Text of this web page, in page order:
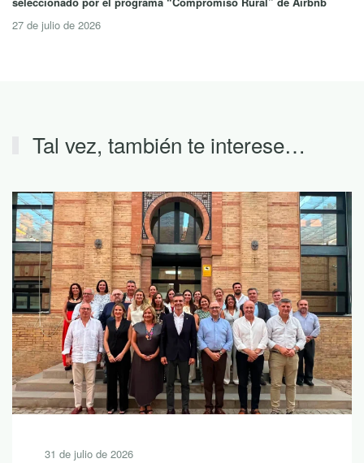
27 de julio de 2026
Tal vez, también te interese…
31 de julio de 2026